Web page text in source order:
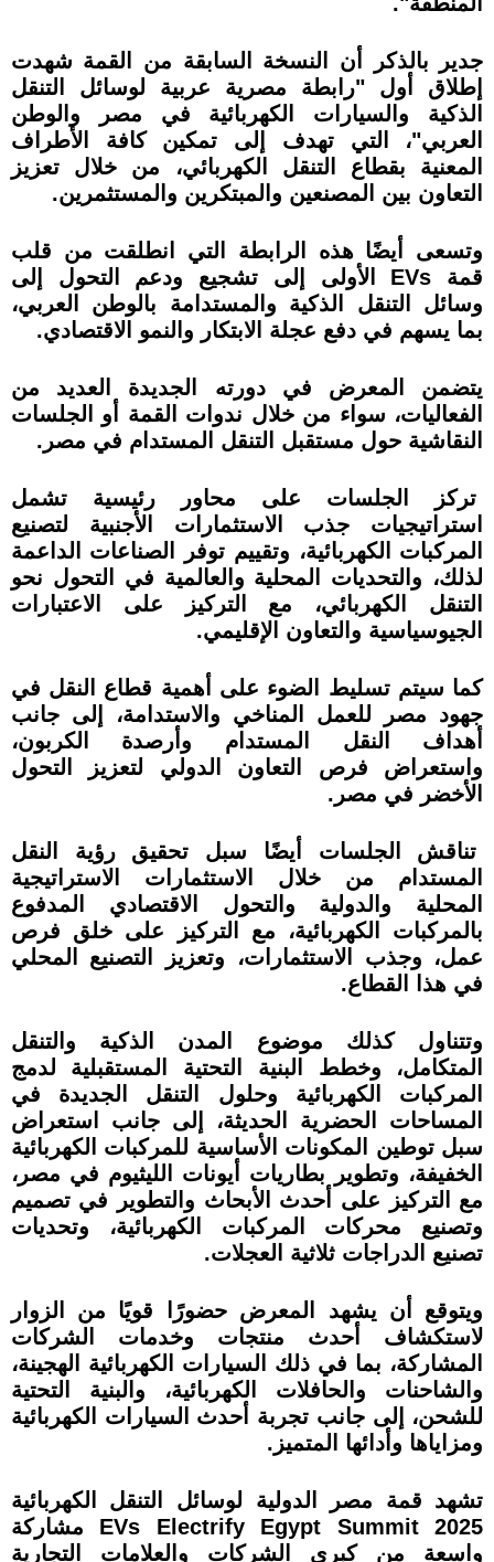
جدير بالذكر أن النسخة السابقة من القمة شهدت
إطلاق أول "رابطة مصرية عربية لوسائل التنقل
الذكية والسيارات الكهربائية في مصر والوطن
العربي"، التي تهدف إلى تمكين كافة الأطراف
المعنية بقطاع التنقل الكهربائي، من خلال تعزيز
التعاون بين المصنعين والمبتكرين والمستثمرين.
وتسعى أيضًا هذه الرابطة التي انطلقت من قلب
قمة EVs الأولى إلى تشجيع ودعم التحول إلى
وسائل التنقل الذكية والمستدامة بالوطن العربي،
بما يسهم في دفع عجلة الابتكار والنمو الاقتصادي.
يتضمن المعرض في دورته الجديدة العديد من
الفعاليات، سواء من خلال ندوات القمة أو الجلسات
النقاشية حول مستقبل التنقل المستدام في مصر.
تركز الجلسات على محاور رئيسية تشمل
استراتيجيات جذب الاستثمارات الأجنبية لتصنيع
المركبات الكهربائية، وتقييم توفر الصناعات الداعمة
لذلك، والتحديات المحلية والعالمية في التحول نحو
التنقل الكهربائي، مع التركيز على الاعتبارات
الجيوسياسية والتعاون الإقليمي.
كما سيتم تسليط الضوء على أهمية قطاع النقل في
جهود مصر للعمل المناخي والاستدامة، إلى جانب
أهداف النقل المستدام وأرصدة الكربون،
واستعراض فرص التعاون الدولي لتعزيز التحول
الأخضر في مصر.
تناقش الجلسات أيضًا سبل تحقيق رؤية النقل
المستدام من خلال الاستثمارات الاستراتيجية
المحلية والدولية والتحول الاقتصادي المدفوع
بالمركبات الكهربائية، مع التركيز على خلق فرص
عمل، وجذب الاستثمارات، وتعزيز التصنيع المحلي
في هذا القطاع.
وتتناول كذلك موضوع المدن الذكية والتنقل
المتكامل، وخطط البنية التحتية المستقبلية لدمج
المركبات الكهربائية وحلول التنقل الجديدة في
المساحات الحضرية الحديثة، إلى جانب استعراض
سبل توطين المكونات الأساسية للمركبات الكهربائية
الخفيفة، وتطوير بطاريات أيونات الليثيوم في مصر،
مع التركيز على أحدث الأبحاث والتطوير في تصميم
وتصنيع محركات المركبات الكهربائية، وتحديات
تصنيع الدراجات ثلاثية العجلات.
ويتوقع أن يشهد المعرض حضورًا قويًا من الزوار
لاستكشاف أحدث منتجات وخدمات الشركات
المشاركة، بما في ذلك السيارات الكهربائية الهجينة،
والشاحنات والحافلات الكهربائية، والبنية التحتية
للشحن، إلى جانب تجربة أحدث السيارات الكهربائية
ومزاياها وأدائها المتميز.
تشهد قمة مصر الدولية لوسائل التنقل الكهربائية
EVs Electrify Egypt Summit 2025 مشاركة
واسعة من كبرى الشركات والعلامات التجارية